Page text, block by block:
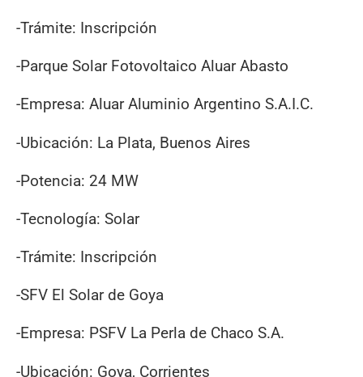
-Trámite: Inscripción
-Parque Solar Fotovoltaico Aluar Abasto
-Empresa: Aluar Aluminio Argentino S.A.I.C.
-Ubicación: La Plata, Buenos Aires
-Potencia: 24 MW
-Tecnología: Solar
-Trámite: Inscripción
-SFV El Solar de Goya
-Empresa: PSFV La Perla de Chaco S.A.
-Ubicación: Goya, Corrientes